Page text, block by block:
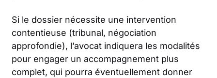
Si le dossier nécessite une intervention
contentieuse (tribunal, négociation
approfondie), l’avocat indiquera les modalités
pour engager un accompagnement plus
complet, qui pourra éventuellement donner